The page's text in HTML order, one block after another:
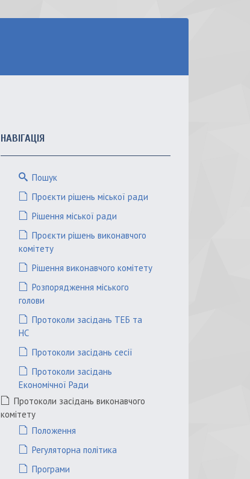
НАВІГАЦІЯ
Пошук
Проєкти рішень міської ради
Рішення міської ради
Проєкти рішень виконавчого
комітету
Рішення виконавчого комітету
Розпорядження міського
голови
Протоколи засідань ТЕБ та
НС
Протоколи засідань сесії
Протоколи засідань
Економічної Ради
Протоколи засідань виконавчого
комітету
Положення
Регуляторна політика
Програми